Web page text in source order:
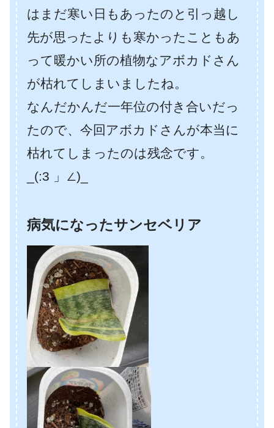
はまだ寒い日もあったのと引っ越し
先が思ったよりも寒かったこともあ
って暖かい所の植物なアボカドさん
が枯れてしまいましたね。
なんだかんだ一年位の付き合いだっ
たので、今回アボカドさんが本当に
枯れてしまったのは残念です。
_(:3 」∠)_
病気になったサンセベリア